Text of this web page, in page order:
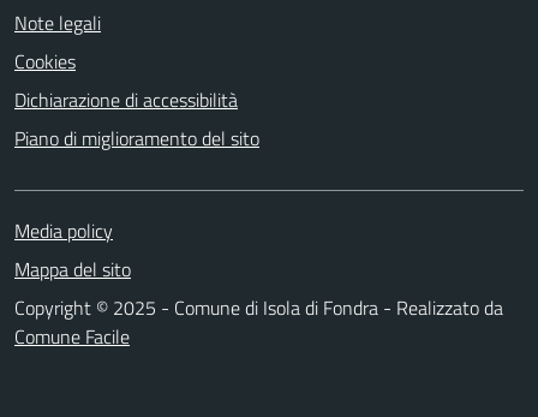
Note legali
Cookies
Dichiarazione di accessibilità
Piano di miglioramento del sito
Media policy
Mappa del sito
Copyright © 2025 - Comune di Isola di Fondra - Realizzato da
Comune Facile